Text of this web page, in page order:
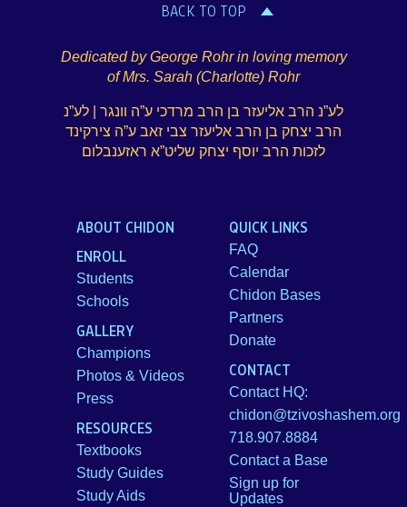
BACK TO TOP
Dedicated by George Rohr in loving memory
of Mrs. Sarah (Charlotte) Rohr
לע”נ הרב אליעזר בן הרב מרדכי ע”ה וונגר | לע”נ
הרב יצחק בן הרב אליעזר צבי זאב ע”ה צירקינד
לזכות הרב יוסף יצחק שליט”א ראזענבלום
ABOUT CHIDON
ENROLL
Students
Schools
GALLERY
Champions
Photos & Videos
Press
RESOURCES
Textbooks
Study Guides
Study Aids
QUICK LINKS
FAQ
Calendar
Chidon Bases
Partners
Donate
CONTACT
Contact HQ:
chidon@tzivoshashem.org
718.907.8884
Contact a Base
Sign up for
Updates